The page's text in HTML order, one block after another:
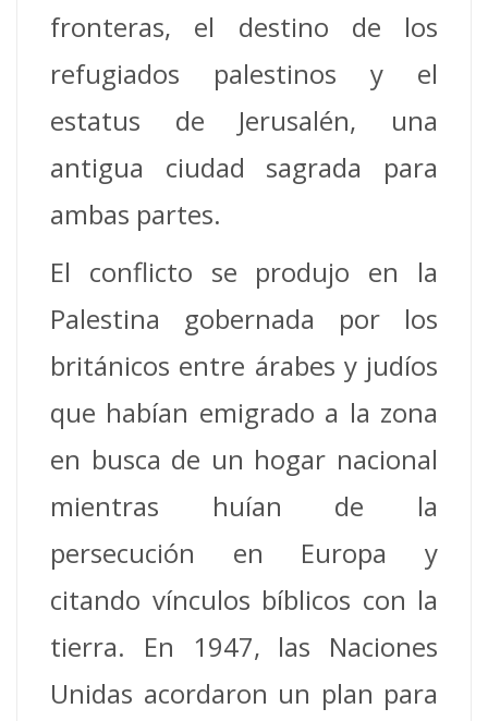
fronteras, el destino de los
refugiados palestinos y el
estatus de Jerusalén, una
antigua ciudad sagrada para
ambas partes.
El conflicto se produjo en la
Palestina gobernada por los
británicos entre árabes y judíos
que habían emigrado a la zona
en busca de un hogar nacional
mientras huían de la
persecución en Europa y
citando vínculos bíblicos con la
tierra. En 1947, las Naciones
Unidas acordaron un plan para